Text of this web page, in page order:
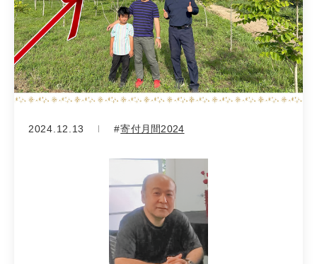
2024.12.13 寄付月間2024